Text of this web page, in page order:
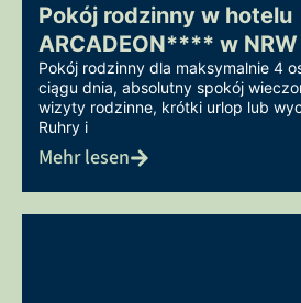
Pokój rodzinny w hotelu
ARCADEON**** w NRW
Pokój rodzinny dla maksymalnie 4
ciągu dnia, absolutny spokój
wizyty rodzinne, krótki urlop lub
Ruhry i
Mehr lesen